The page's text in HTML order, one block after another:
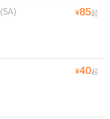
(5A) ¥85起
¥40起